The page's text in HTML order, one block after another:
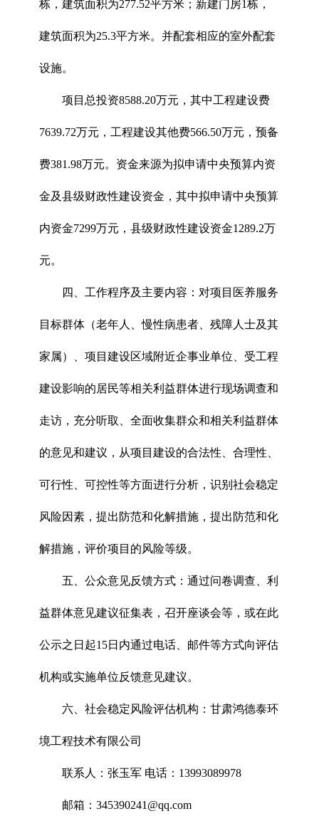
栋，建筑面积为277.52平方米；新建门房1栋，
建筑面积为25.3平方米。并配套相应的室外配套
设施。
项目总投资8588.20万元，其中工程建设费
7639.72万元，工程建设其他费566.50万元，预备
费381.98万元。资金来源为拟申请中央预算内资
金及县级财政性建设资金，其中拟申请中央预算
内资金7299万元，县级财政性建设资金1289.2万
元。
四、工作程序及主要内容：对项目医养服务
目标群体（老年人、慢性病患者、残障人士及其
家属）、项目建设区域附近企事业单位、受工程
建设影响的居民等相关利益群体进行现场调查和
走访，充分听取、全面收集群众和相关利益群体
的意见和建议，从项目建设的合法性、合理性、
可行性、可控性等方面进行分析，识别社会稳定
风险因素，提出防范和化解措施，提出防范和化
解措施，评价项目的风险等级。
五、公众意见反馈方式：通过问卷调查、利
益群体意见建议征集表，召开座谈会等，或在此
公示之日起15日内通过电话、邮件等方式向评估
机构或实施单位反馈意见建议。
六、社会稳定风险评估机构：甘肃鸿德泰环
境工程技术有限公司
联系人：张玉军 电话：13993089978
邮箱：345390241@qq.com